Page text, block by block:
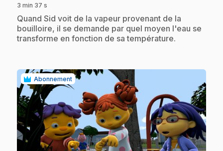
3 min 37 s
.Quand Sid voit de la vapeur provenant de la
bouilloire, il se demande par quel moyen l'eau se
transforme en fonction de sa température.
Abonnement